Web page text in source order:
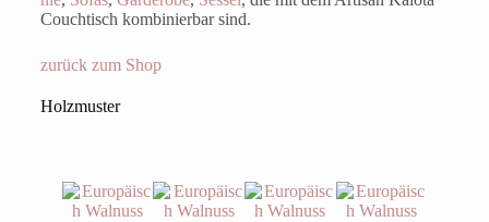
Couchtisch kombinierbar sind.
zurück zum Shop
Holzmuster